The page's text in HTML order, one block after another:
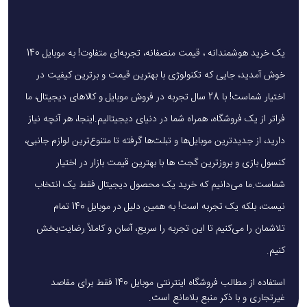
استفاده می‌شود.
یک خرید هوشمندانه ، قیمت منصفانه، تجربه‌ای متفاوت! به موبایل 140
خوش آمدید، جایی که تکنولوژی با بهترین قیمت و برترین کیفیت در
اختیار شماست! با 28 سال تجربه در فروش موبایل و کالاهای دیجیتال، ما
فراتر از یک فروشگاه، همراه شما در دنیای دیجیتالیم.اینجا، هر آنچه نیاز
دارید، از جدیدترین موبایل‌ها و تبلت‌ها گرفته تا متنوع‌ترین لوازم جانبی،
کنسول بازی و بروزترین گجت ها با بهترین قیمت بازار در اختیار
شماست.ما می‌دانیم که خرید یک محصول دیجیتال فقط یک انتخاب
نیست، بلکه یک تجربه است! به همین دلیل در موبایل 140 تمام
تلاشمان را می‌کنیم تا این تجربه را سریع، آسان و کاملاً رضایت‌بخش
کنیم.
استفاده از مطالب فروشگاه اینترنتی موبایل 140 فقط برای مقاصد
غیرتجاری و با ذکر منبع بلامانع است.